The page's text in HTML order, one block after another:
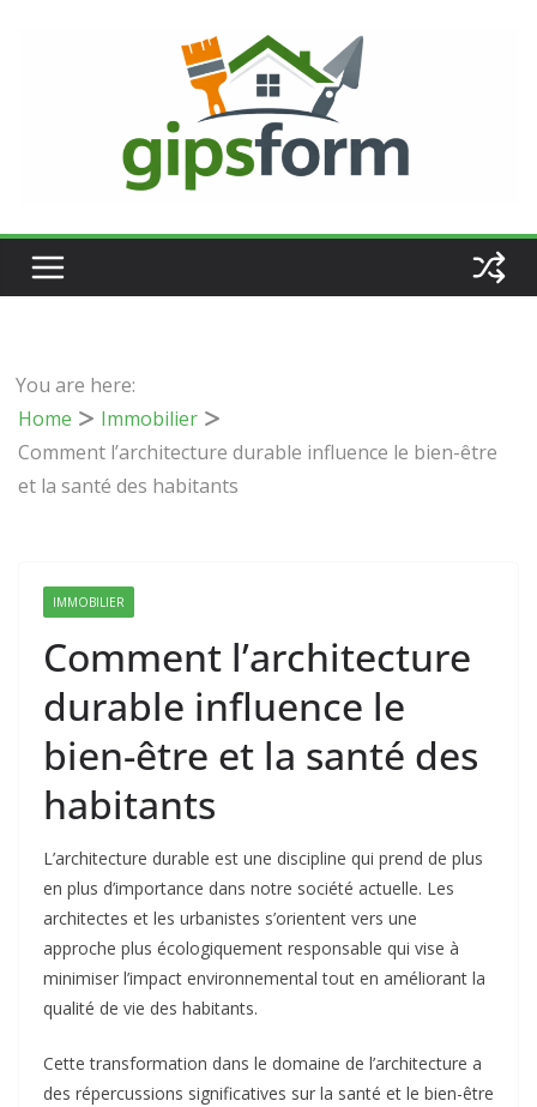
You are here:
Home
Immobilier
Comment l’architecture durable influence le bien-être
et la santé des habitants
IMMOBILIER
Comment l’architecture
durable influence le
bien-être et la santé des
habitants
L’architecture durable est une discipline qui prend de plus
en plus d’importance dans notre société actuelle. Les
architectes et les urbanistes s’orientent vers une
approche plus écologiquement responsable qui vise à
minimiser l’impact environnemental tout en améliorant la
qualité de vie des habitants.
Cette transformation dans le domaine de l’architecture a
des répercussions significatives sur la santé et le bien-être